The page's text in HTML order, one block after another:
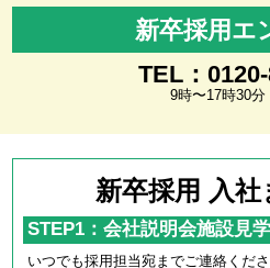
新卒採用エ
TEL：
9時〜17時30分
新卒採用 入
STEP1：会社説明会施設見
いつでも採用担当宛までご連絡くだ